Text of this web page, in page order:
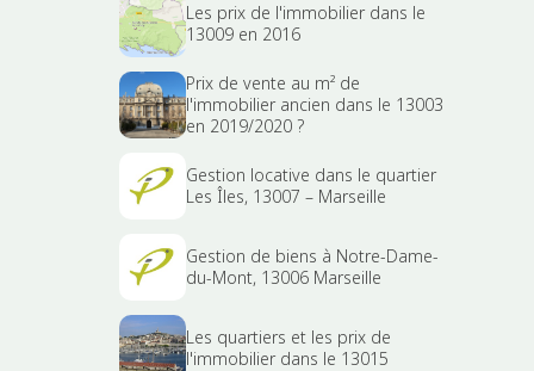
Les prix de l'immobilier dans le
13009 en 2016
Prix de vente au m² de
l'immobilier ancien dans le 13003
en 2019/2020 ?
Gestion locative dans le quartier
Les Îles, 13007 – Marseille
Gestion de biens à Notre-Dame-
du-Mont, 13006 Marseille
Les quartiers et les prix de
l'immobilier dans le 13015